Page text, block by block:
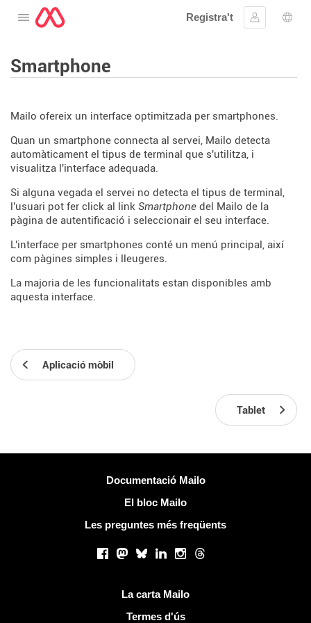
Obre el menú
Registra't
Inicia la
Smartphone
Mailo ofereix un interface optimitzada per smartphones.
Quan un smartphone connecta al servei, Mailo detecta
automàticament el tipus de terminal que s'utilitza, i
visualitza l'interface adequada.
Si alguna vegada el servei no detecta el tipus de terminal,
l'usuari pot fer click al link Smartphone del Mailo de la
pàgina de autentificació i seleccionair el seu interface.
L'interface per smartphones conté un menú principal, així
com pàgines simples i lleugeres.
La majoria de les funcionalitats estan disponibles amb
aquesta interface.
Aplicació mòbil
Tablet
Documentació Mailo
El bloc Mailo
Les preguntes més freqüents
Facebook
Mastodon
BlueskyLinkedInInstagram
Threads
La carta Mailo
Termes d'ús